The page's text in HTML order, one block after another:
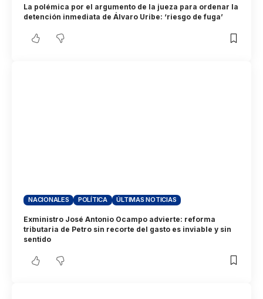
La polémica por el argumento de la jueza para ordenar la
detención inmediata de Álvaro Uribe: ‘riesgo de fuga’
NACIONALES POLÍTICA ÚLTIMAS NOTICIAS
Exministro José Antonio Ocampo advierte: reforma
tributaria de Petro sin recorte del gasto es inviable y sin
sentido